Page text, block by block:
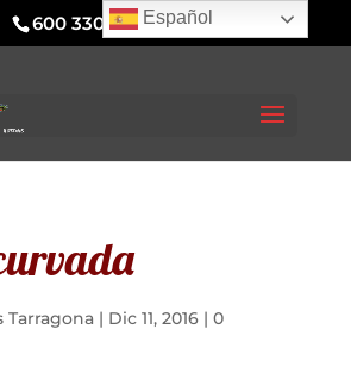
600 330 295
Tarragona| Dic 11, 2016| 0
Español